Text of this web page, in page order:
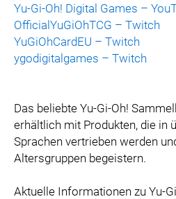
Yu-Gi-Oh! Digital Games –
OfficialYuGiOhTCG – Twitch
YuGiOhCardEU – Twitch
ygodigitalgames – Twitch
Das beliebte Yu-Gi-Oh!
erhältlich mit Produkten, die in
Sprachen vertrieben werden
Altersgruppen begeistern.
Aktuelle Informationen zu Yu-